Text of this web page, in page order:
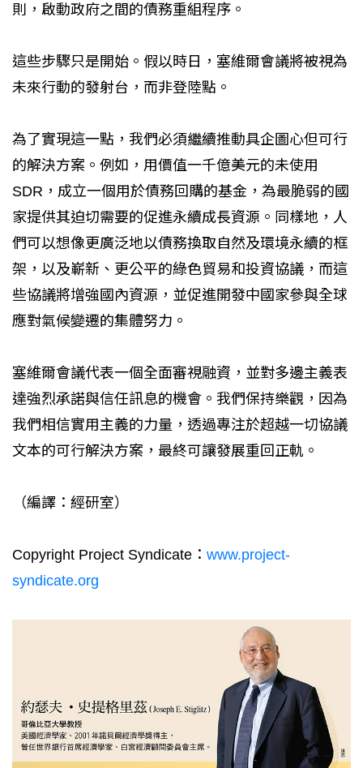
則，啟動政府之間的債務重組程序。
這些步驟只是開始。假以時日，塞維爾會議將被視為
未來行動的發射台，而非登陸點。
為了實現這一點，我們必須繼續推動具企圖心但可行
的解決方案。例如，用價值一千億美元的未使用
SDR，成立一個用於債務回購的基金，為最脆弱的國
家提供其迫切需要的促進永續成長資源。同樣地，人
們可以想像更廣泛地以債務換取自然及環境永續的框
架，以及嶄新、更公平的綠色貿易和投資協議，而這
些協議將增強國內資源，並促進開發中國家參與全球
應對氣候變遷的集體努力。
塞維爾會議代表一個全面審視融資，並對多邊主義表
達強烈承諾與信任訊息的機會。我們保持樂觀，因為
我們相信實用主義的力量，透過專注於超越一切協議
文本的可行解決方案，最終可讓發展重回正軌。
（編譯：經研室）
Copyright Project Syndicate： www.project-
syndicate.org